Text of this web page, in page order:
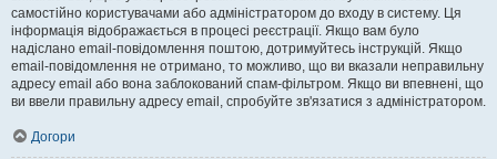
самостійно користувачами або адміністратором до входу в систему. Ця
інформація відображається в процесі реєстрації. Якщо вам було
надіслано email-повідомлення поштою, дотримуйтесь інструкцій. Якщо
email-повідомлення не отримано, то можливо, що ви вказали неправильну
адресу email або вона заблокований спам-фільтром. Якщо ви впевнені, що
ви ввели правильну адресу email, спробуйте зв'язатися з адміністратором.
Догори